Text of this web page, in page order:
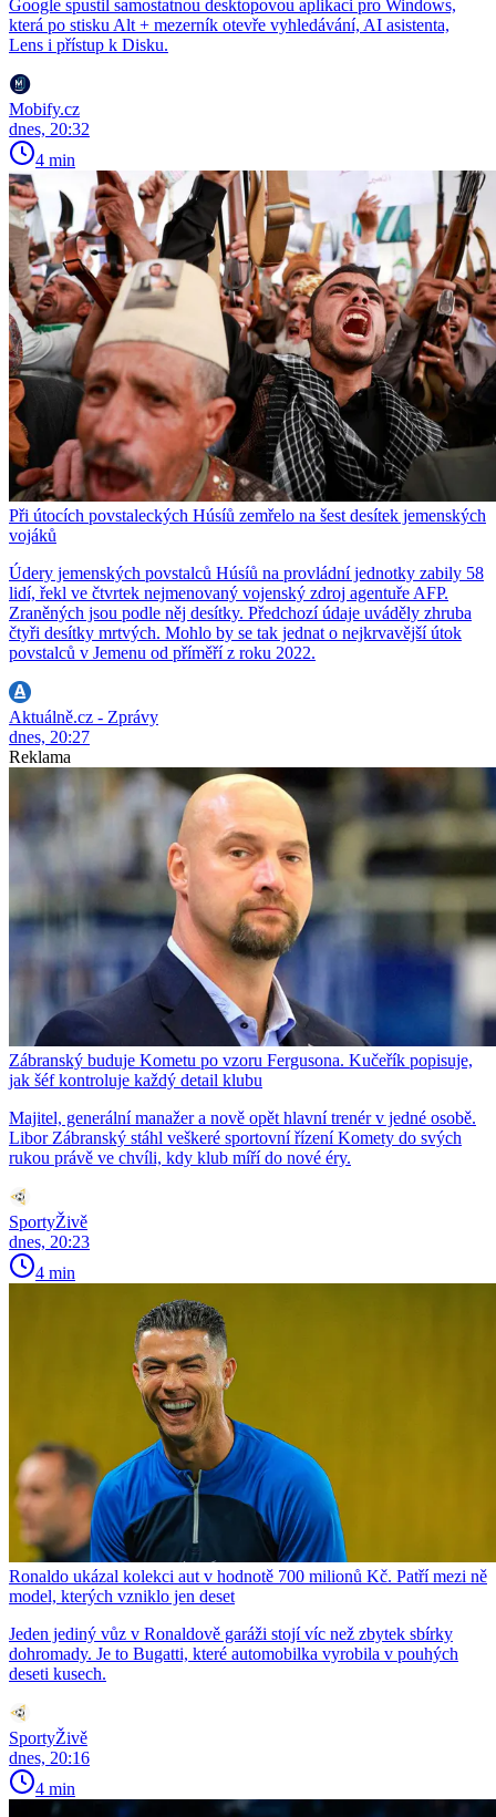
Google spustil samostatnou desktopovou aplikaci pro Windows,
která po stisku Alt + mezerník otevře vyhledávání, AI asistenta,
Lens i přístup k Disku.
Mobify.cz
dnes, 20:32
4 min
Při útocích povstaleckých Húsíů zemřelo na šest desítek jemenských
vojáků
Údery jemenských povstalců Húsíů na provládní jednotky zabily 58
lidí, řekl ve čtvrtek nejmenovaný vojenský zdroj agentuře AFP.
Zraněných jsou podle něj desítky. Předchozí údaje uváděly zhruba
čtyři desítky mrtvých. Mohlo by se tak jednat o nejkrvavější útok
povstalců v Jemenu od příměří z roku 2022.
Aktuálně.cz - Zprávy
dnes, 20:27
Reklama
Zábranský buduje Kometu po vzoru Fergusona. Kučeřík popisuje,
jak šéf kontroluje každý detail klubu
Majitel, generální manažer a nově opět hlavní trenér v jedné osobě.
Libor Zábranský stáhl veškeré sportovní řízení Komety do svých
rukou právě ve chvíli, kdy klub míří do nové éry.
SportyŽivě
dnes, 20:23
4 min
Ronaldo ukázal kolekci aut v hodnotě 700 milionů Kč. Patří mezi ně
model, kterých vzniklo jen deset
Jeden jediný vůz v Ronaldově garáži stojí víc než zbytek sbírky
dohromady. Je to Bugatti, které automobilka vyrobila v pouhých
deseti kusech.
SportyŽivě
dnes, 20:16
4 min